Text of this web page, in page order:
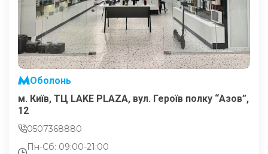
Оболонь
м. Київ, ТЦ LAKE PLAZA, вул. Героїв полку “Азов”,
12
0507368880
Пн-Сб: 09:00-21:00